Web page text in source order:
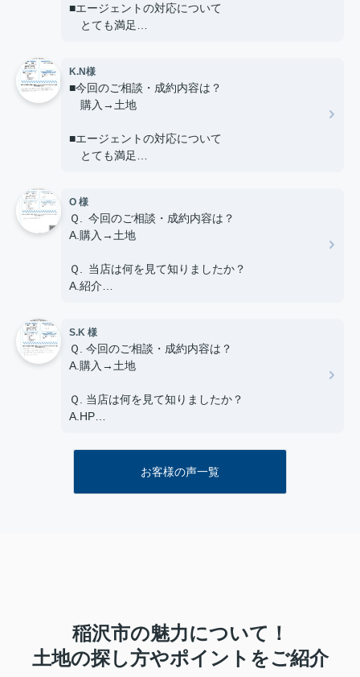
のアドバイスやメッセージ等、何でもお書き下さ
い。
■エージェントの対応について
とても満足
場合、当店を薦めようと思いますか？
はい
アドバイスやメッセージ等、何でもお書き下さい。
Thank you so much for assisting us very kindly.
K.N様
■今回のご相談・成約内容は？
購入→土地
■エージェントの対応について
とても満足
場合、当店を薦めようと思いますか？
はい
アドバイスやメッセージ等、何でもお書き下さい。
初めての事でわからない部々をていねいに教えて
不安な気持ちや、グチにも対応いただいて本当に
感謝しています。
O 様
Ｑ. 今回のご相談・成約内容は？
A.購入→土地
Ｑ. 当店は何を見て知りましたか？
A.紹介
A. 担当：田附 ◎とても満足
Ｑ. ご友人や知人が不動産の購入や売却を考えてい
A.はい
のアドバイスやメッセージ等、何でもお書き下さ
S.K 様
Ｑ. 今回のご相談・成約内容は？
A.購入→土地
Ｑ. 当店は何を見て知りましたか？
A.HP
Ｑ. エージェントの対応について
A. 担当：金原 ◎とても満足
らい土地を購入し注文住宅に決めることができまし
た。
戸建、注文住宅でまよい何度も相談にのって下さり
お客様の声一覧
稲沢市の魅力について！
土地の探し方やポイントをご紹介